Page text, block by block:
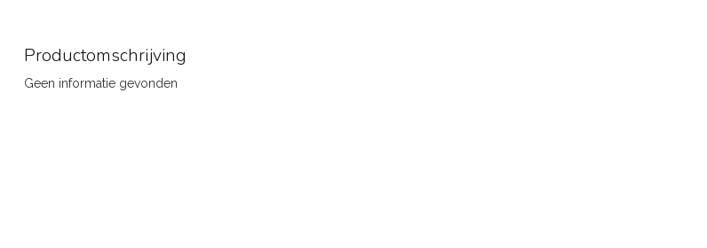
Productomschrijving
Geen informatie gevonden